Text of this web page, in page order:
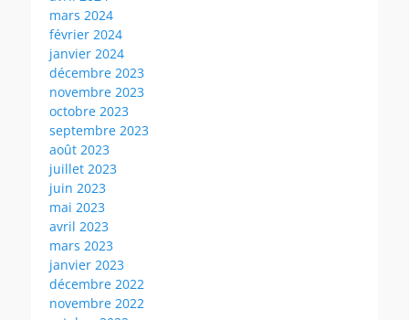
mars 2024
février 2024
janvier 2024
décembre 2023
novembre 2023
octobre 2023
septembre 2023
août 2023
juillet 2023
juin 2023
mai 2023
avril 2023
mars 2023
janvier 2023
décembre 2022
novembre 2022